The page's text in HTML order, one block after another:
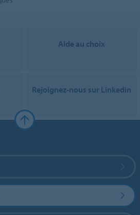
Aide au choix
Rejoignez-nous sur Linkedin